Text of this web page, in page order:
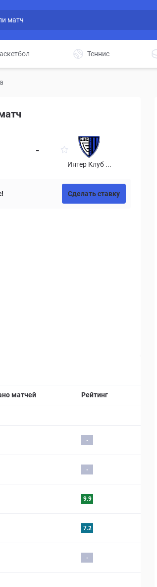
Теннис
-
Интер Клуб ...
Сделать ставку
Страница матча
матчей Рейтинг
-
-
9.9
7.2
-